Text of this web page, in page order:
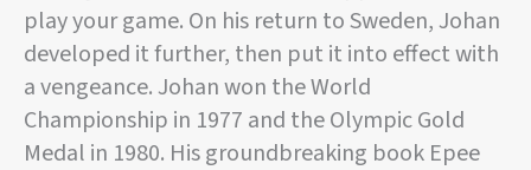
play your game. On his return to Sweden, Johan
developed it further, then put it into effect with
a vengeance. Johan won the World
Championship in 1977 and the Olympic Gold
Medal in 1980. His groundbreaking book Epee